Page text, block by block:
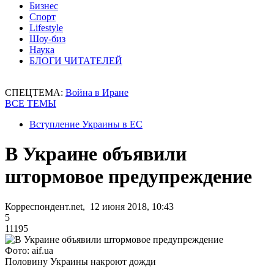
Бизнес
Спорт
Lifestyle
Шоу-биз
Наука
БЛОГИ ЧИТАТЕЛЕЙ
СПЕЦТЕМА: Война в Иране
ВСЕ ТЕМЫ
Вступление Украины в ЕС
В Украине объявили
штормовое предупреждение
Корреспондент.net, 12 июня 2018, 10:43
5
11195
Фото: aif.ua
Половину Украины накроют дожди